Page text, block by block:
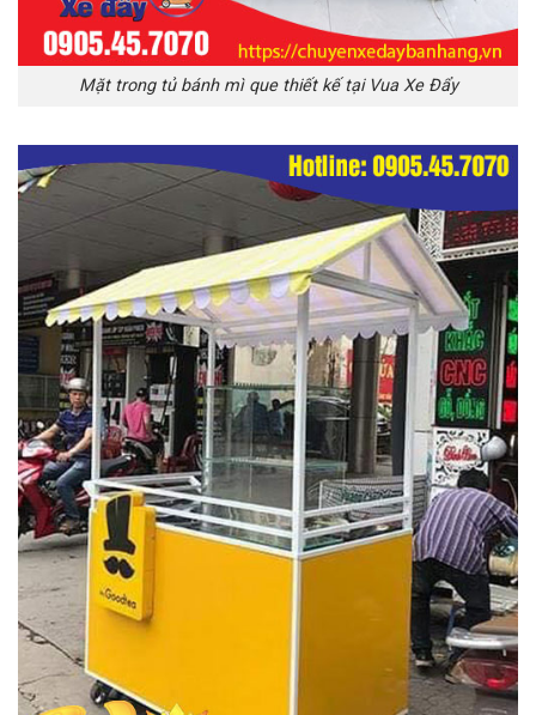
Mặt trong tủ bánh mì que thiết kế tại Vua Xe Đẩy